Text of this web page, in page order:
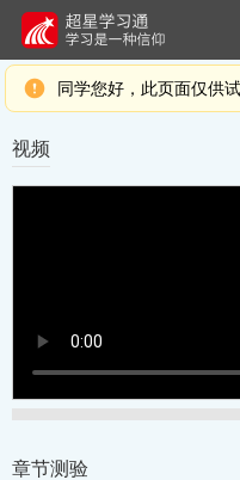
同学您好，此页面仅供
视频
章节测验